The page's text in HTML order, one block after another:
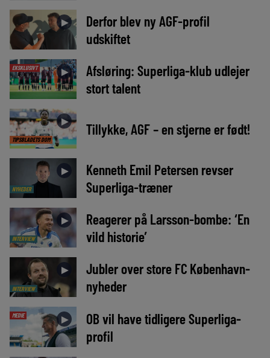
►
Derfor blev ny AGF-profil
udskiftet
EKSKLUSIVT ►
Afsløring: Superliga-klub udlejer
stort talent
TIPSBLADETS DOM
► Tillykke, AGF – en stjerne er født!
NYHEDER
►
Kenneth Emil Petersen revser
Superliga-træner
INTERVIEW
►
Reagerer på Larsson-bombe: ‘En
vild historie’
INTERVIEW
►
Jubler over store FC København-
nyheder
MEDIE ►
OB vil have tidligere Superliga-
profil